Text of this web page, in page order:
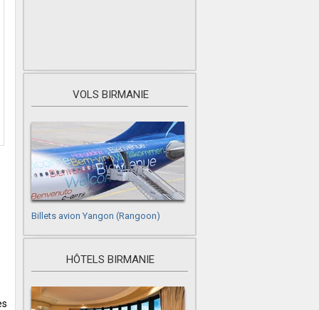
VOLS BIRMANIE
Billets avion Yangon (Rangoon)
HÔTELS BIRMANIE